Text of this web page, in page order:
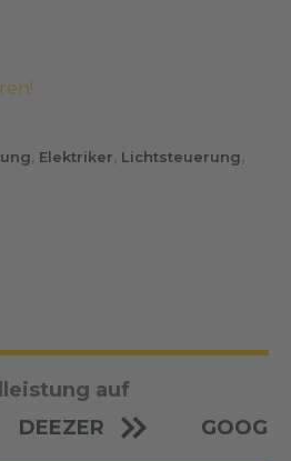
, Elektriker, Lichtsteuerung,
auf
DEEZER